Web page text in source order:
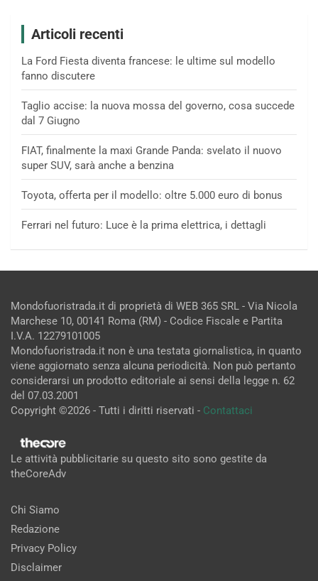
Articoli recenti
La Ford Fiesta diventa francese: le ultime sul modello
fanno discutere
Taglio accise: la nuova mossa del governo, cosa succede
dal 7 Giugno
FIAT, finalmente la maxi Grande Panda: svelato il nuovo
super SUV, sarà anche a benzina
Toyota, offerta per il modello: oltre 5.000 euro di bonus
Ferrari nel futuro: Luce è la prima elettrica, i dettagli
Mondofuoristrada.it di proprietà di WEB 365 SRL - Via Nicola
Marchese 10, 00141 Roma (RM) - Codice Fiscale e Partita
I.V.A. 12279101005
Mondofuoristrada.it non è una testata giornalistica, in quanto
viene aggiornato senza alcuna periodicità. Non può pertanto
considerarsi un prodotto editoriale ai sensi della legge n. 62
del 07.03.2001
Copyright ©2026 - Tutti i diritti riservati - Contattaci
Le attività pubblicitarie su questo sito sono gestite da
theCoreAdv
Chi Siamo
Redazione
Privacy Policy
Disclaimer